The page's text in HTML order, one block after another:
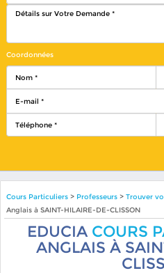
Coordonnées
Cours Particuliers> Professeurs > Trouver
Anglais à SAINT-HILAIRE-DE-CLISSON
EDUCIA COURS
ANGLAIS À